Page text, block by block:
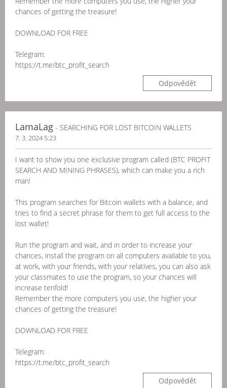
chances of getting the treasure!
DOWNLOAD FOR FREE
Telegram:
https://t.me/btc_profit_search
Odpovědět
LamaLag - SEARCHING FOR LOST BITCOIN WALLETS
7. 3. 2024 5:23
I want to show you one exclusive program called (BTC PROFIT
SEARCH AND MINING PHRASES), which can make you a rich
man!
This program searches for Bitcoin wallets with a balance, and
tries to find a secret phrase for them to get full access to the
lost wallet!
Run the program and wait, and in order to increase your
chances, install the program on all computers available to you,
at work, with your friends, with your relatives, you can also ask
your classmates to use the program, so your chances will
increase tenfold!
Remember the more computers you use, the higher your
chances of getting the treasure!
DOWNLOAD FOR FREE
Telegram:
https://t.me/btc_profit_search
Odpovědět